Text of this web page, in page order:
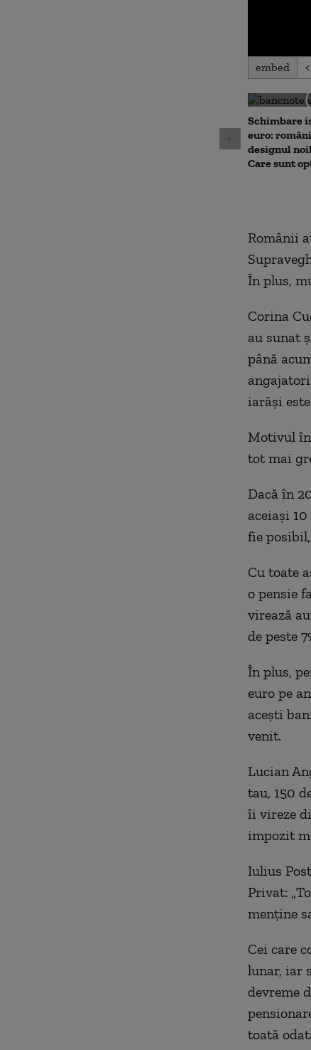
0
seconds
0
seconds
90%
embed
Schimbare
euro:
designul
Care sunt
Românii
În plus,
Corina
au sunat
până
iarăşi
Motivul
tot mai
Dacă în
aceiaşi
fie
Cu toate
o pensie
virează
de peste
În plus,
euro pe
aceşti
venit.
Lucian
tau, 150
îi vireze
impozit
Iulius
Privat: „
menţine
Cei care
lunar, iar
devreme
toată